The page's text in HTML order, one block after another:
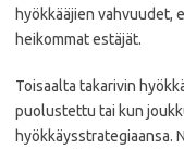
hyökkääjien vahvuudet,
heikommat estäjät.
Toisaalta takarivin
puolustettu tai kun
hyökkäysstrategiaansa.